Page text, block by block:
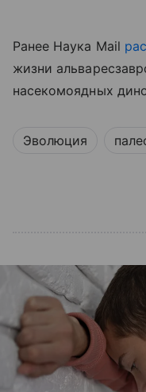
Ранее Наука Mail
жизни
насекомоядных
Эволюция